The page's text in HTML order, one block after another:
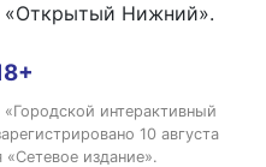
«Открытый Нижний».
интерактивный
10 августа
издание».